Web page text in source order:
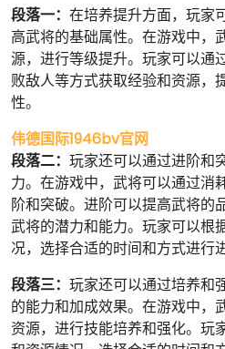
段落一： 在培养提升方面，玩家
高武将的基础属性。在游戏中，
源，进行等级提升。玩家可以通
败敌人等方式获取经验和资源，
性。
伟德国际1946bv官网
段落二： 玩家还可以通过进阶和
力。在游戏中，武将可以通过消
阶和突破。进阶可以提高武将的
武将的潜力和能力。玩家可以根
况，选择合适的时间和方式进行
段落三： 玩家还可以通过培养和
的能力和加成效果。在游戏中，
资源，进行技能培养和强化。玩